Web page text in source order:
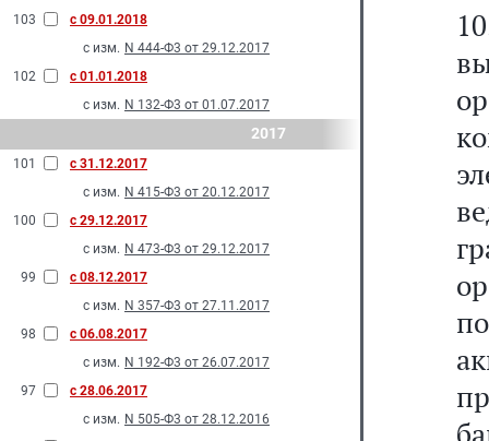
103
с 09.01.2018
с изм. N 444-Ф3 от 29.12.2017
102
с 01.01.2018
с изм. N 132-Ф3 от 01.07.2017
2017
101
с 31.12.2017
с изм. N 415-Ф3 от 20.12.2017
100
с 29.12.2017
с изм. N 473-Ф3 от 29.12.2017
99
с 08.12.2017
с изм. N 357-Ф3 от 27.11.2017
98
с 06.08.2017
с изм. N 192-Ф3 от 26.07.2017
97
с 28.06.2017
с изм. N 505-Ф3 от 28.12.2016